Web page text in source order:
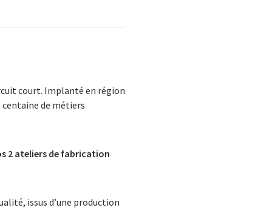
court. Implanté en région
de métiers
2 ateliers de fabrication
issus d’une production